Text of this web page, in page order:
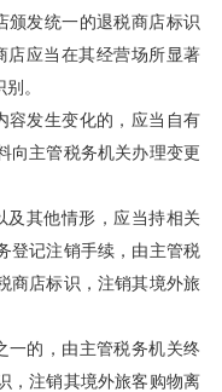
颁发统一的退税商店标识
店应当在其经营场所显著
。
容发生变化的，应当自有
向主管税务机关办理变更
及其他情形，应当持相关
登记注销手续，由主管税
商店标识，注销其境外旅
一的，由主管税务机关终
，注销其境外旅客购物离